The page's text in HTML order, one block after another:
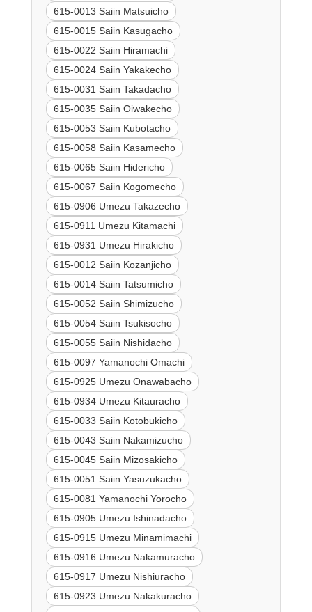
615-0013 Saiin Matsuicho
615-0015 Saiin Kasugacho
615-0022 Saiin Hiramachi
615-0024 Saiin Yakakecho
615-0031 Saiin Takadacho
615-0035 Saiin Oiwakecho
615-0053 Saiin Kubotacho
615-0058 Saiin Kasamecho
615-0065 Saiin Hidericho
615-0067 Saiin Kogomecho
615-0906 Umezu Takazecho
615-0911 Umezu Kitamachi
615-0931 Umezu Hirakicho
615-0012 Saiin Kozanjicho
615-0014 Saiin Tatsumicho
615-0052 Saiin Shimizucho
615-0054 Saiin Tsukisocho
615-0055 Saiin Nishidacho
615-0097 Yamanochi Omachi
615-0925 Umezu Onawabacho
615-0934 Umezu Kitauracho
615-0033 Saiin Kotobukicho
615-0043 Saiin Nakamizucho
615-0045 Saiin Mizosakicho
615-0051 Saiin Yasuzukacho
615-0081 Yamanochi Yorocho
615-0905 Umezu Ishinadacho
615-0915 Umezu Minamimachi
615-0916 Umezu Nakamuracho
615-0917 Umezu Nishiuracho
615-0923 Umezu Nakakuracho